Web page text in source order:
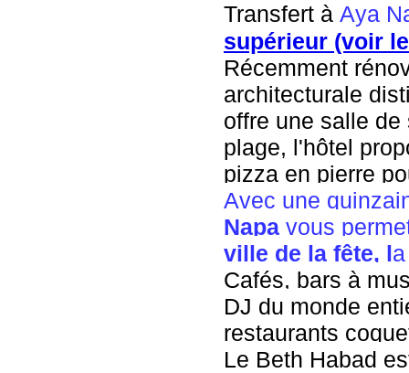
Transfert à Aya
supérieur (voir
Récemment
architecturale
offre une salle
plage, l'hôtel
pizza en pierre
Avec une
Napa vous
ville de la fête, l
Cafés, bars à
DJ du monde
restaurants
Le Beth Habad